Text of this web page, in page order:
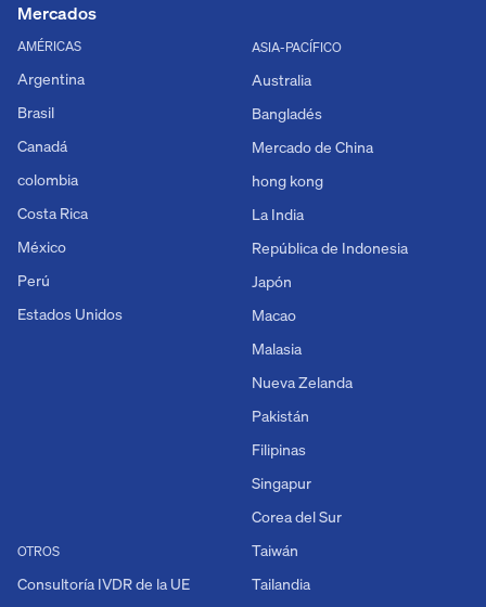
Mercados
AMÉRICAS
Argentina
Brasil
Canadá
colombia
Costa Rica
México
Perú
Estados Unidos
OTROS
Consultoría IVDR de la UE
ASIA-PACÍFICO
Australia
Bangladés
Mercado de China
hong kong
La India
República de Indonesia
Japón
Macao
Malasia
Nueva Zelanda
Pakistán
Filipinas
Singapur
Corea del Sur
Taiwán
Tailandia